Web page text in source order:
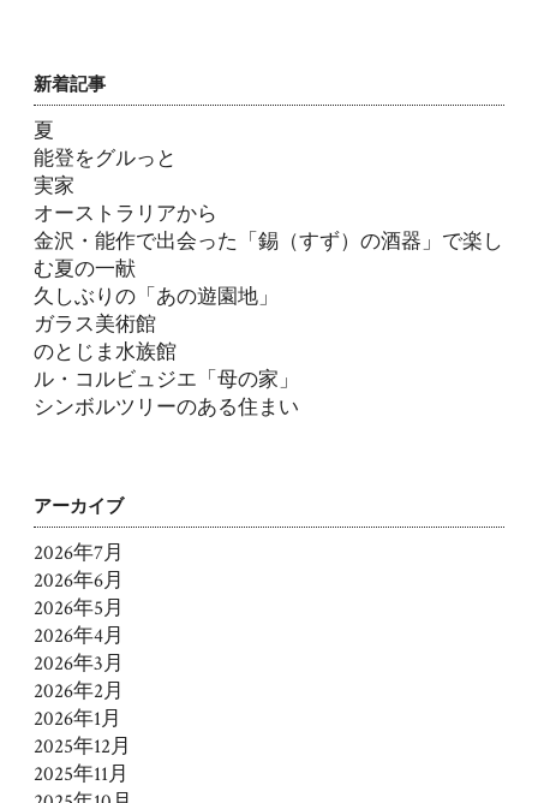
新着記事
夏
能登をグルっと
実家
オーストラリアから
金沢・能作で出会った「錫（すず）の酒器」で楽し
む夏の一献
久しぶりの「あの遊園地」
ガラス美術館
のとじま水族館
ル・コルビュジエ「母の家」
シンボルツリーのある住まい
アーカイブ
2026年7月
2026年6月
2026年5月
2026年4月
2026年3月
2026年2月
2026年1月
2025年12月
2025年11月